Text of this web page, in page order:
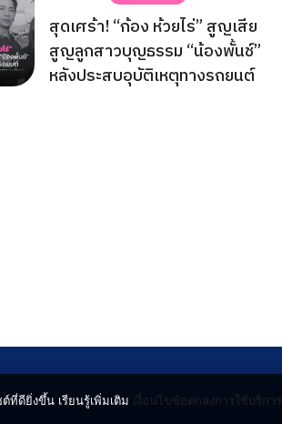
สุดเศร้า! “ก้อง ห้วยไร่” สูญเสีย
สูญลูกสาวบุญธรรม “น้องพั้นช์”
หลังประสบอุบัติเหตุทางรถยนต์
ที่ดียิ่งขึ้น เรียนรู้เพิ่มเติม เงื่อนไขข้อตกลงการใช้บริการ